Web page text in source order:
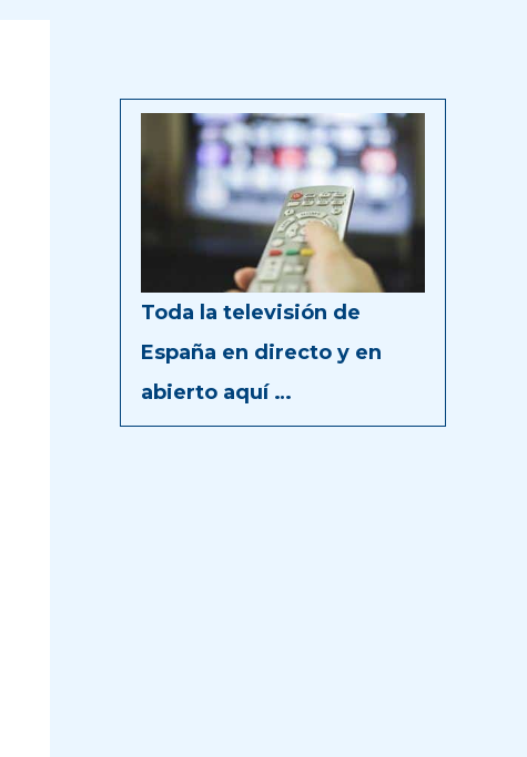
Toda la televisión de
España en directo y en
abierto aquí …